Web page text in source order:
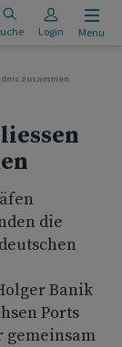
Login Menu
zusammen
die
Banik
Ports
gemeinsam